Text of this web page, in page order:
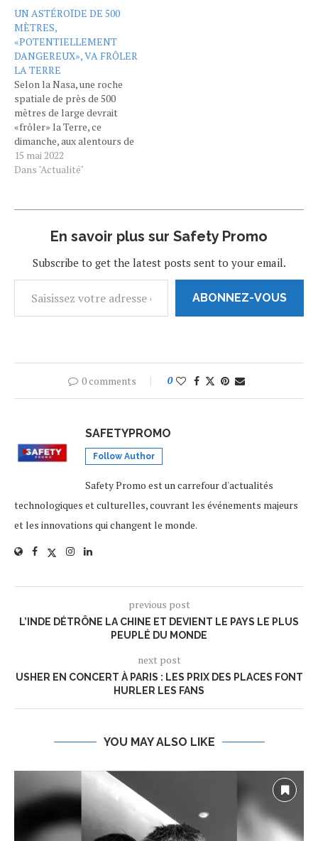
UN ASTÉROÏDE DE 500
MÈTRES,
«POTENTIELLEMENT
DANGEREUX», VA FRÔLER
LA TERRE
Selon la Nasa, une roche
spatiale de près de 500
mètres de large devrait
«frôler» la Terre, ce
dimanche, aux alentours de
23 h. Ce n'est pas la
première fois que cet
notre planète. Découvert
cyclique, tous…
15 mai 2022
Dans "Actualité"
En savoir plus sur Safety Promo
Subscribe to get the latest posts sent to your email.
ABONNEZ-VOUS
0 comments 0
SAFETYPROMO
Follow Author
Safety Promo est un carrefour d'actualités
technologiques et culturelles, couvrant les événements majeurs
et les innovations qui changent le monde.
previous post
L’INDE DÉTRÔNE LA CHINE ET DEVIENT LE PAYS LE PLUS
PEUPLÉ DU MONDE
next post
USHER EN CONCERT À PARIS : LES PRIX DES PLACES FONT
HURLER LES FANS
YOU MAY ALSO LIKE